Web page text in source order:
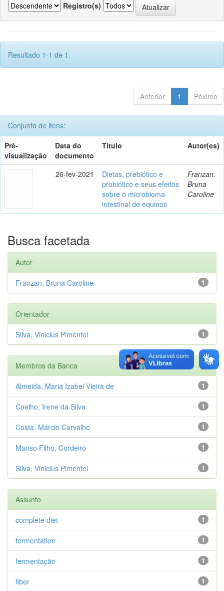
Registro(s)
Resultado 1-1 de 1.
Anterior 1 Póximo
Conjunto de itens:
Pré-
visualização
Data do
documento
Título Autor(es)
26-fev-2021
Dietas, prebiótico e
probiótico e seus efeitos
sobre o microbioma
intestinal de equinos
Franzan,
Bruna
Caroline
Busca facetada
Autor
1
Franzan, Bruna Caroline
Orientador
1
Silva, Vinicius Pimentel
Membros da Banca
1
Almeida, Maria Izabel Vieira de
1
Coelho, Irene da Silva
1
Costa, Márcio Carvalho
1
Manso Filho, Cordeiro
1
Silva, Vinicius Pimentel
Assunto
1
complete diet
1
fermentation
1
fermentação
1
fiber